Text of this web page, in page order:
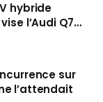
hybride
l’Audi Q7
sur
l’attendait